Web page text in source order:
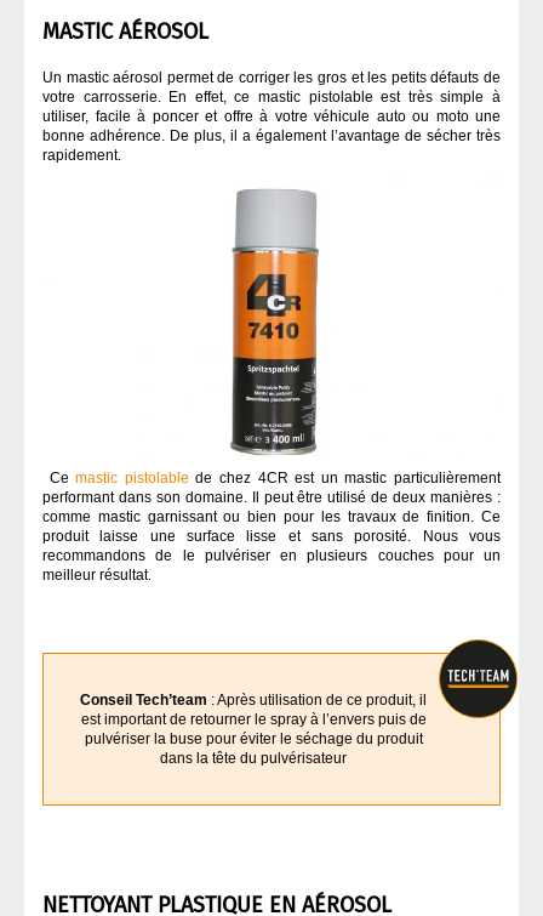
MASTIC AÉROSOL
Un mastic aérosol permet de corriger les gros et les petits défauts de
votre carrosserie. En effet, ce mastic pistolable est très simple à
utiliser, facile à poncer et offre à votre véhicule auto ou moto une
bonne adhérence. De plus, il a également l’avantage de sécher très
rapidement.
Cemastic pistolablede chez 4CR est un mastic particulièrement
performant dans son domaine. Il peut être utilisé de deux manières :
comme mastic garnissant ou bien pour les travaux de finition. Ce
produit laisse une surface lisse et sans porosité. Nous vous
recommandons de le pulvériser en plusieurs couches pour un
meilleur résultat.
Conseil Tech’team : Après utilisation de ce produit, il
est important de retourner le spray à l’envers puis de
pulvériser la buse pour éviter le séchage du produit
dans la tête du pulvérisateur
NETTOYANT PLASTIQUE EN AÉROSOL